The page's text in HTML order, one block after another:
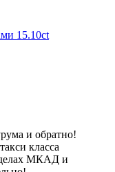
15.10ct
и обратно!
класса
МКАД и